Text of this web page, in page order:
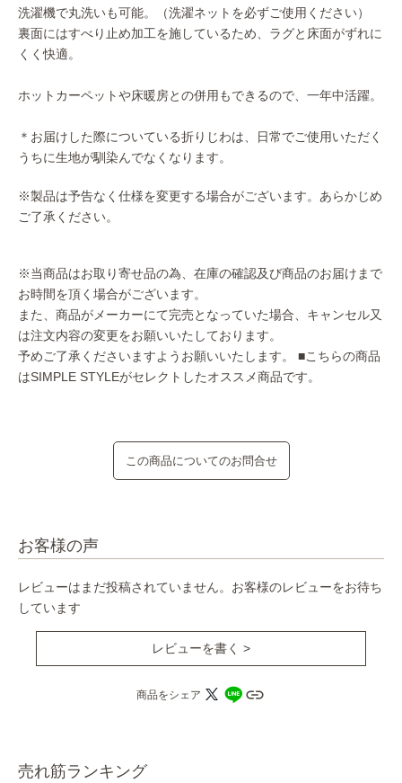
売れ筋ランキング
洗濯機で丸洗いも可能。（洗濯ネットを必ずご使用ください）
裏面にはすべり止め加工を施しているため、ラグと床面がずれに
くく快適。
ホットカーペットや床暖房との併用もできるので、一年中活躍。
＊お届けした際についている折りじわは、日常でご使用いただく
うちに生地が馴染んでなくなります。
※製品は予告なく仕様を変更する場合がございます。あらかじめ
ご了承ください。
※当商品はお取り寄せ品の為、在庫の確認及び商品のお届けまで
お時間を頂く場合がございます。
また、商品がメーカーにて完売となっていた場合、キャンセル又
は注文内容の変更をお願いいたしております。
予めご了承くださいますようお願いいたします。 ■こちらの商品
はSIMPLE STYLEがセレクトしたオススメ商品です。
この商品についてのお問合せ
お客様の声
レビューはまだ投稿されていません。お客様のレビューをお待ち
しています
レビューを書く >
商品をシェア